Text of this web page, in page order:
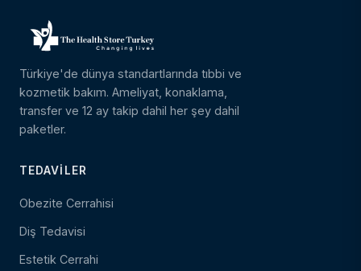
Türkiye'de dünya standartlarında tıbbi ve
kozmetik bakım. Ameliyat, konaklama,
transfer ve 12 ay takip dahil her şey dahil
paketler.
TEDAVILER
Obezite Cerrahisi
Diş Tedavisi
Estetik Cerrahi